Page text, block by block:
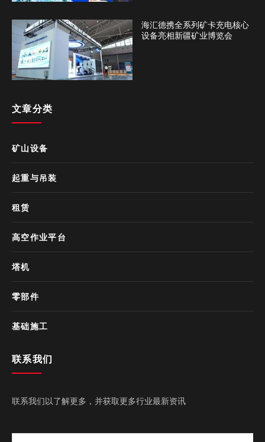
海汇德携全系列矿卡充电核心
设备亮相新疆矿业博览会
文章分类
矿山设备
起重与吊装
租赁
高空作业平台
塔机
零部件
基础施工
联系我们
联系我们以了解更多，并获取更多行业最新资讯